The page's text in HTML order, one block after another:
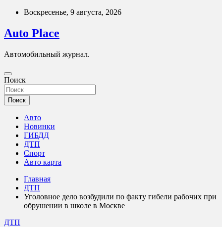
Перейти
содержимому
Воскресенье, 9 августа, 2026
Auto Place
Автомобильный журнал.
Поиск
Поиск
Авто
Новинки
ГИБДД
ДТП
Спорт
Авто карта
Главная
ДТП
Уголовное дело возбудили по факту гибели рабочих при
обрушении в школе в Москве
ДТП